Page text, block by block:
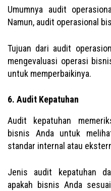
Umumnya audit
Namun, audit operasional
Tujuan dari audit
mengevaluasi operasi
untuk memperbaikinya.
6. Audit Kepatuhan
Audit kepatuhan
bisnis Anda untuk
standar internal atau
Jenis audit kepatuhan
apakah bisnis Anda